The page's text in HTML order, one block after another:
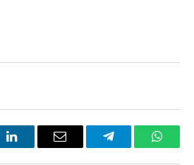
LinkedInEmail Telegram